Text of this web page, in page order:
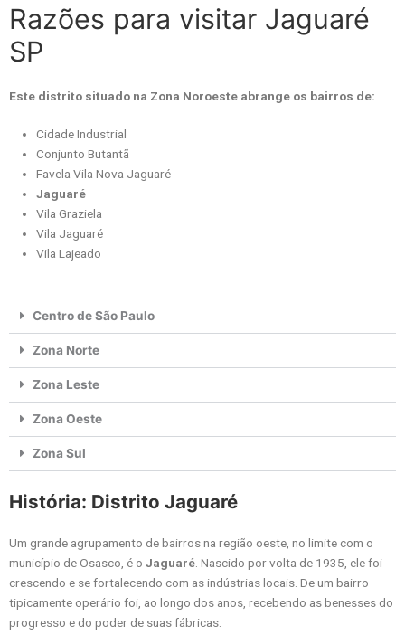
Razões para visitar Jaguaré
SP
Este distrito situado na Zona Noroeste abrange os bairros de:
Cidade Industrial
Conjunto Butantã
Favela Vila Nova Jaguaré
Jaguaré
Vila Graziela
Vila Jaguaré
Vila Lajeado
Centro de São Paulo
Zona Norte
Zona Leste
Zona Oeste
Zona Sul
História: Distrito Jaguaré
Um grande agrupamento de bairros na região oeste, no limite com o
município de Osasco, é o Jaguaré . Nascido por volta de 1935, ele foi
crescendo e se fortalecendo com as indústrias locais. De um bairro
tipicamente operário foi, ao longo dos anos, recebendo as benesses do
progresso e do poder de suas fábricas.